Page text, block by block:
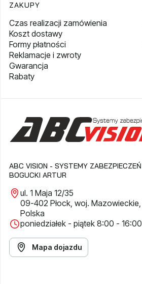
Linki w stopce
ZAKUPY
Czas realizacji zamówienia
Koszt dostawy
Formy płatności
Reklamacje i zwroty
Gwarancja
Rabaty
ABC VISION - SYSTEMY ZABEZPIECZEŃ
BOGUCKI ARTUR
ul. 1 Maja 12/35
09-402 Płock, woj. Mazowieckie,
Polska
poniedziałek - piątek 8:00 - 16:00
Mapa dojazdu